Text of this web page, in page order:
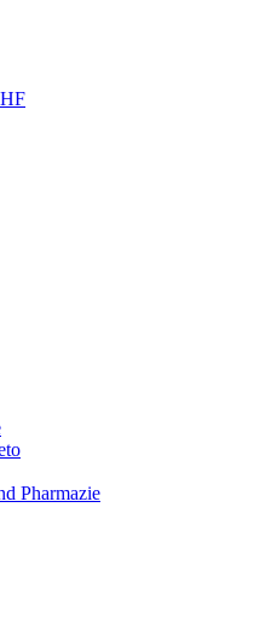
Pharmazie